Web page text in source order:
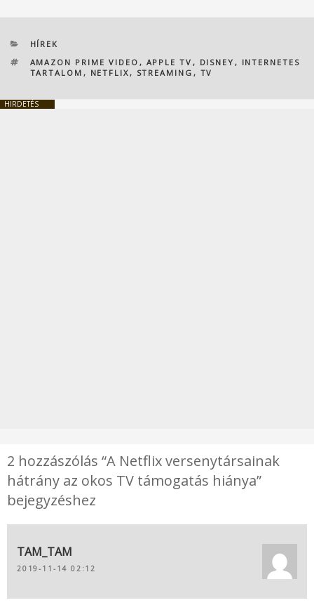
KATEGÓRIÁK
HÍREK
CÍMKÉK
AMAZON PRIME VIDEO , APPLE TV , DISNEY , INTERNETES
TARTALOM , NETFLIX , STREAMING , TV
HIRDETÉS
2 hozzászólás “A Netflix versenytársainak
hátrány az okos TV támogatás hiánya”
bejegyzéshez
TAM_TAM
2019-11-14 02:12